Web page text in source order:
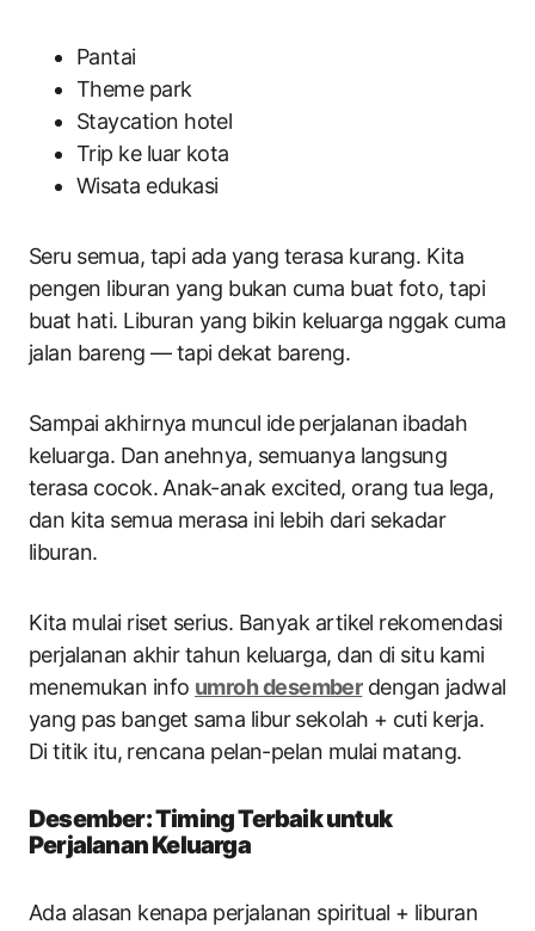
Pantai
Theme park
Staycation hotel
Trip ke luar kota
Wisata edukasi
Seru semua, tapi ada yang terasa kurang. Kita
pengen liburan yang bukan cuma buat foto, tapi
buat hati. Liburan yang bikin keluarga nggak cuma
jalan bareng — tapi dekat bareng.
Sampai akhirnya muncul ide perjalanan ibadah
keluarga. Dan anehnya, semuanya langsung
terasa cocok. Anak-anak excited, orang tua lega,
dan kita semua merasa ini lebih dari sekadar
liburan.
Kita mulai riset serius. Banyak artikel rekomendasi
perjalanan akhir tahun keluarga, dan di situ kami
menemukan info umroh desemberdengan jadwal
yang pas banget sama libur sekolah + cuti kerja.
Di titik itu, rencana pelan-pelan mulai matang.
Desember: Timing Terbaik untuk
Perjalanan Keluarga
Ada alasan kenapa perjalanan spiritual + liburan